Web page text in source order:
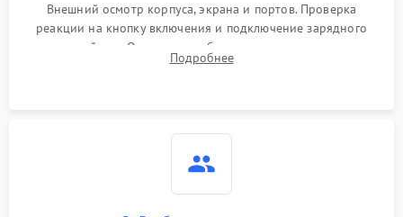
Внешний осмотр корпуса, экрана и портов. Проверка
реакции на кнопку включения и подключение зарядного
устройства. Оценка потребления тока с помощью
лабораторного блока питания для локализации проблемы.
Подробнее